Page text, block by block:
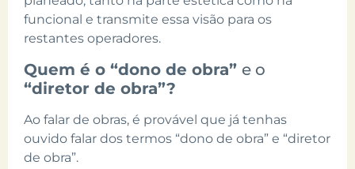
funcional e transmite essa visão para os
restantes operadores.
Quem é o “dono de obra” e o
“diretor de obra”?
Ao falar de obras, é provável que já tenhas
ouvido falar dos termos “dono de obra” e “diretor
de obra”.